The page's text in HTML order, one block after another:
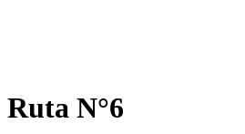
Ruta N°6